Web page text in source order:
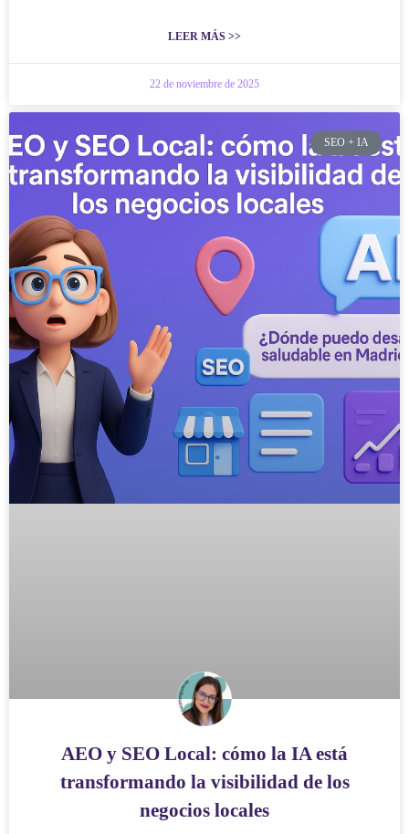
LEER MÁS >>
22 de noviembre de 2025
SEO + IA
AEO y SEO Local: cómo la IA está
transformando la visibilidad de los
negocios locales